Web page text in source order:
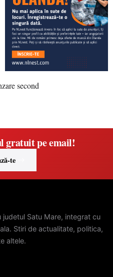
gratuit pe email!
te
Satu Mare, integrat cu
Stiri de actualitate, politica,
altele.